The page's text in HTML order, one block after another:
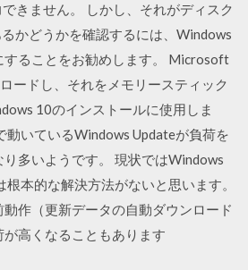
できません。 しかし、それがディスク
かどうかを確認するには、Windows
することをお勧めします。 Microsoft
ードし、それをメモリースティック
10のインストールに使用しま
動いているWindows Updateが負荷を
多いようです。 現状ではWindows
本的な解決方法がないと思います。
作（更新データの自動ダウンロード
高くなることもあります